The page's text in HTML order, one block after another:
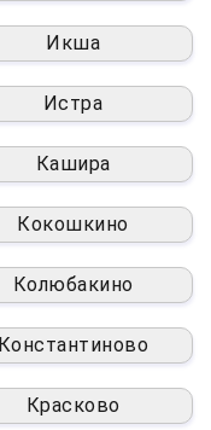
Икша
Истра
Кашира
Кокошкино
Колюбакино
Константиново
Красково